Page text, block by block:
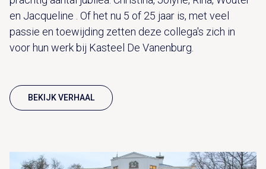
en Jacqueline . Of het nu 5 of 25 jaar is, met veel
passie en toewijding zetten deze collega's zich in
voor hun werk bij Kasteel De Vanenburg.
BEKIJK VERHAAL